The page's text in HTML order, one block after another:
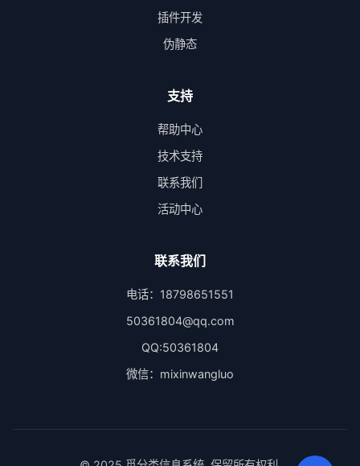
插件开发
伪静态
支持
帮助中心
技术支持
联系我们
活动中心
联系我们
电话：18798651551
50361804@qq.com
QQ:50361804
微信：mixinwangluo